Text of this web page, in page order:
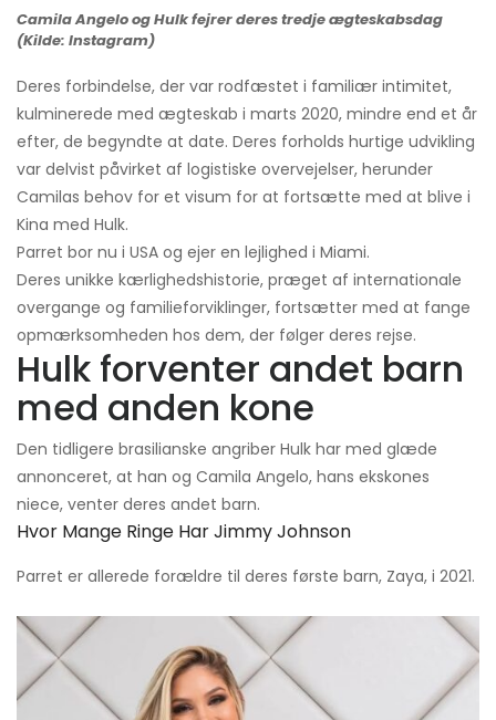
Camila Angelo og Hulk fejrer deres tredje ægteskabsdag
(Kilde: Instagram)
Deres forbindelse, der var rodfæstet i familiær intimitet,
kulminerede med ægteskab i marts 2020, mindre end et år
efter, de begyndte at date. Deres forholds hurtige udvikling
var delvist påvirket af logistiske overvejelser, herunder
Camilas behov for et visum for at fortsætte med at blive i
Kina med Hulk.
Parret bor nu i USA og ejer en lejlighed i Miami.
Deres unikke kærlighedshistorie, præget af internationale
overgange og familieforviklinger, fortsætter med at fange
opmærksomheden hos dem, der følger deres rejse.
Hulk forventer andet barn
med anden kone
Den tidligere brasilianske angriber Hulk har med glæde
annonceret, at han og Camila Angelo, hans ekskones
niece, venter deres andet barn.
Hvor Mange Ringe Har Jimmy Johnson
Parret er allerede forældre til deres første barn, Zaya, i 2021.